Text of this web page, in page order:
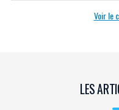
Voir le
LES